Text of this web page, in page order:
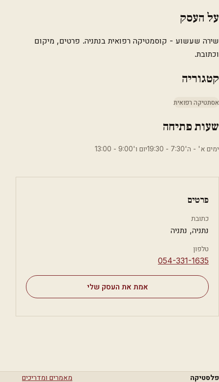
על העסק
שירה שעשוע - קוסמטיקה רפואית בנתניה. פרטים, מיקום
וכתובת.
קטגוריה
אסתטיקה רפואית
שעות פתיחה
ימים א' - ה'7:30 - 19:30יום ו'9:00 - 13:00
פרטים
כתובת
נתניה, נתניה
טלפון
⁦054-331-1635⁩
אמת את העסק שלי
פלסטיקה מאמרים ומדריכים